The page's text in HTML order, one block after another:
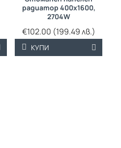
радиатор 400х1600,
2704W
€102.00 (199.49 лв.)
КУПИ